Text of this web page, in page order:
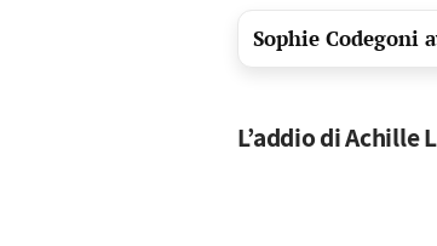
Sophie Codegoni
L’addio di Achille